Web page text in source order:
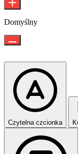
Domyślny
Czytelna czcionka